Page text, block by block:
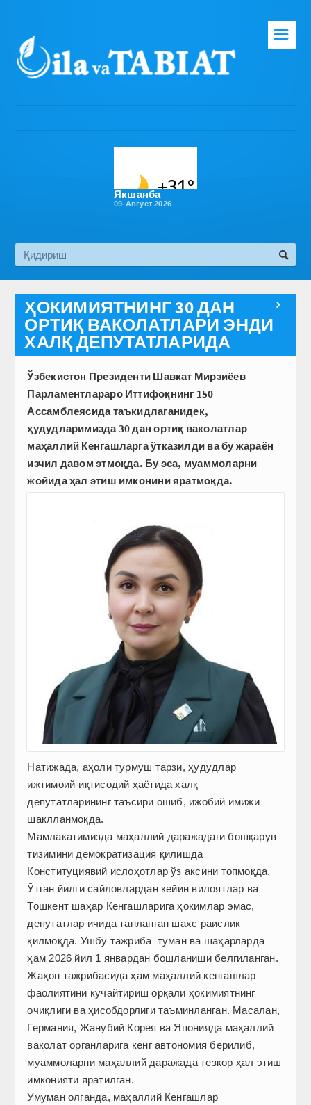
Бош саҳифа
Эко медиа
☰
Якшанба
09-Август 2026

ҲОКИМИЯТНИНГ 30 ДАН
ОРТИҚ ВАКОЛАТЛАРИ ЭНДИ
ХАЛҚ ДЕПУТАТЛАРИДА
Ўзбекистон Президенти Шавкат Мирзиёев
Парламентлараро Иттифоқнинг 150-
Ассамблеясида таъкидлаганидек,
ҳудудларимизда 30 дан ортиқ ваколатлар
маҳаллий Кенгашларга ўтказилди ва бу жараён
изчил давом этмоқда. Бу эса, муаммоларни
жойида ҳал этиш имконини яратмоқда.
Натижада, аҳоли турмуш тарзи, ҳудудлар
ижтимоий-иқтисодий ҳаётида халқ
депутатларининг таъсири ошиб, ижобий имижи
шаклланмоқда.
Мамлакатимизда маҳаллий даражадаги бошқарув
тизимини демократизация қилишда
Конституциявий ислоҳотлар ўз аксини топмоқда.
Ўтган йилги сайловлардан кейин вилоятлар ва
Тошкент шаҳар Кенгашларига ҳокимлар эмас,
депутатлар ичида танланган шахс раислик
қилмоқда. Ушбу тажриба туман ва шаҳарларда
ҳам 2026 йил 1 январдан бошланиши белгиланган.
Жаҳон тажрибасида ҳам маҳаллий кенгашлар
фаолиятини кучайтириш орқали ҳокимиятнинг
очиқлиги ва ҳисобдорлиги таъминланган. Масалан,
Германия, Жанубий Корея ва Японияда маҳаллий
ваколат органларига кенг автономия берилиб,
муаммоларни маҳаллий даражада тезкор ҳал этиш
имконияти яратилган.
Умуман олганда, маҳаллий Кенгашлар